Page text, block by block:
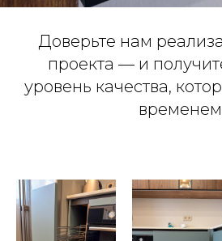
Доверьте нам
проекта — и
уровень качества,